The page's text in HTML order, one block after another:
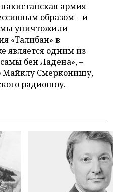
армия
образом – и
мы уничтожили
«Талибан» в
является одним из
бен Ладена», –
Майклу Смерконишу,
радиошоу.